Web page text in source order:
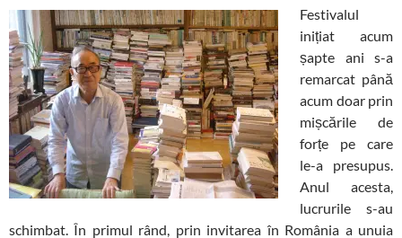
Festivalul
inițiat acum
șapte ani s-a
remarcat până
acum doar prin
mișcările de
forțe pe care
le-a presupus.
Anul acesta,
lucrurile s-au
schimbat. În primul rând, prin invitarea în România a unuia